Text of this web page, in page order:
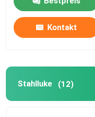
an
Kontakt
Stahlluke (12)